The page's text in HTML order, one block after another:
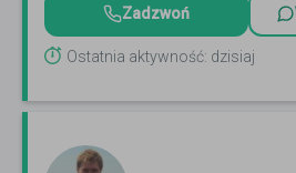
Zadzwoń
Ostatnia aktywność: dzisiaj